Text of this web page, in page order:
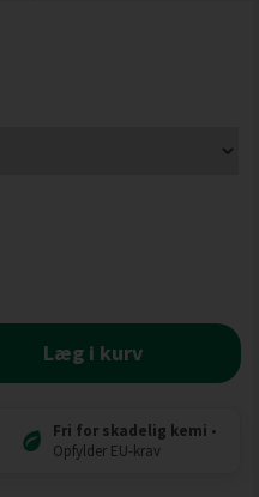
Læg i kurv
Fri for skadelig kemi •
Opfylder EU-krav